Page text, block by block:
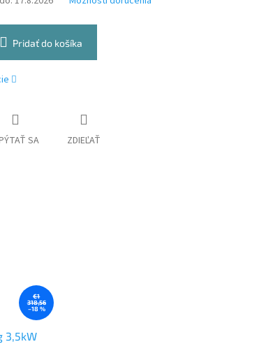
Pridať do košíka
SA ZDIEĽAŤ
€1
318,56
–18 %
3,5kW